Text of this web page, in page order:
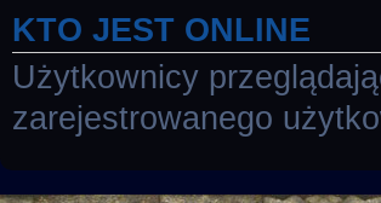
KTO JEST ONLINE
Użytkownicy
zarejestrowanego